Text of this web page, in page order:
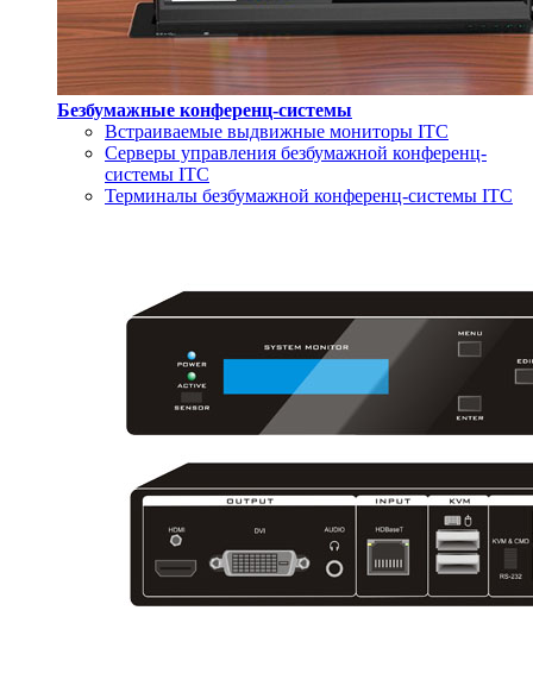
Безбумажные конференц-системы
Встраиваемые выдвижные мониторы ITC
Серверы управления безбумажной конференц-
системы ITC
Терминалы безбумажной конференц-системы ITC